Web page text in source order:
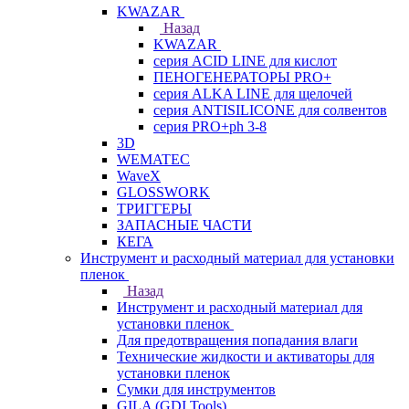
KWAZAR
Назад
KWAZAR
серия ACID LINE для кислот
ПЕНОГЕНЕРАТОРЫ PRO+
серия ALKA LINE для щелочей
серия ANTISILICONE для солвентов
серия PRO+ph 3-8
3D
WEMATEC
WaveX
GLOSSWORK
ТРИГГЕРЫ
ЗАПАСНЫЕ ЧАСТИ
КЕГА
Инструмент и расходный материал для установки
пленок
Назад
Инструмент и расходный материал для
установки пленок
Для предотвращения попадания влаги
Технические жидкости и активаторы для
установки пленок
Сумки для инструментов
GILA (GDI Tools)